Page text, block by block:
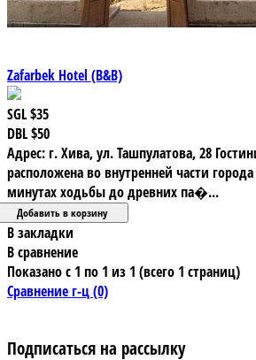
Zafarbek Hotel (B&B)
SGL$35
DBL$50
Адрес: г. Хива, ул. Ташпулатова, 28
расположена во внутренней части
минутах ходьбы до древних па�...
В закладки
В сравнение
Показано с 1 по 1 из 1 (всего 1 страниц)
Сравнение г-ц (0)
Подписаться на рассылку